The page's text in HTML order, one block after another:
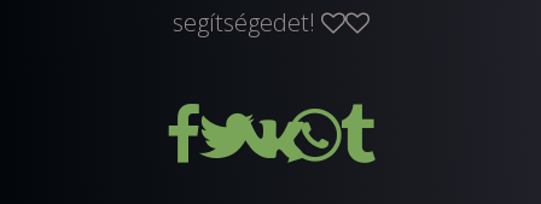
segítségedet!